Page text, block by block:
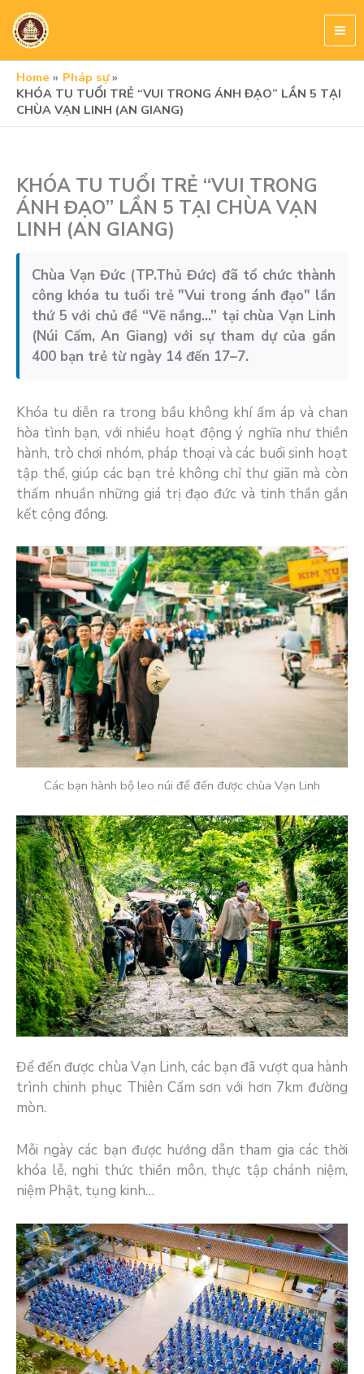
content
Home
Pháp sự
KHÓA TU TUỔI TRẺ “VUI TRONG ÁNH ĐẠO” LẦN 5 TẠI
CHÙA VẠN LINH (AN GIANG)
KHÓA TU TUỔI TRẺ “VUI TRONG
ÁNH ĐẠO” LẦN 5 TẠI CHÙA VẠN
LINH (AN GIANG)
Chùa Vạn Đức (TP.Thủ Đức) đã tổ chức thành
công khóa tu tuổi trẻ "Vui trong ánh đạo" lần
thứ 5 với chủ đề “Vẽ nắng…” tại chùa Vạn Linh
(Núi Cấm, An Giang) với sự tham dự của gần
400 bạn trẻ từ ngày 14 đến 17–7.
Khóa tu diễn ra trong bầu không khí ấm áp và chan
hòa tình bạn, với nhiều hoạt động ý nghĩa như thiền
hành, trò chơi nhóm, pháp thoại và các buổi sinh hoạt
tập thể, giúp các bạn trẻ không chỉ thư giãn mà còn
thấm nhuần những giá trị đạo đức và tinh thần gắn
kết cộng đồng.
Các bạn hành bộ leo núi để đến được chùa Vạn Linh
Để đến được chùa Vạn Linh, các bạn đã vượt qua hành
trình chinh phục Thiên Cẩm sơn với hơn 7km đường
mòn.
Mỗi ngày các bạn được hướng dẫn tham gia các thời
khóa lễ, nghi thức thiền môn, thực tập chánh niệm,
niệm Phật, tụng kinh…